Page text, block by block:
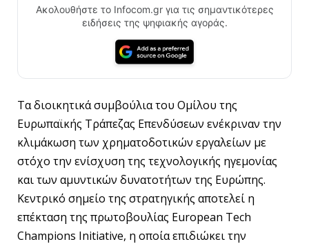
Ακολουθήστε το Infocom.gr για τις σημαντικότερες
ειδήσεις της ψηφιακής αγοράς.
Τα διοικητικά συμβούλια του Ομίλου της
Ευρωπαϊκής Τράπεζας Επενδύσεων ενέκριναν την
κλιμάκωση των χρηματοδοτικών εργαλείων με
στόχο την ενίσχυση της τεχνολογικής ηγεμονίας
και των αμυντικών δυνατοτήτων της Ευρώπης.
Κεντρικό σημείο της στρατηγικής αποτελεί η
επέκταση της πρωτοβουλίας European Tech
Champions Initiative, η οποία επιδιώκει την